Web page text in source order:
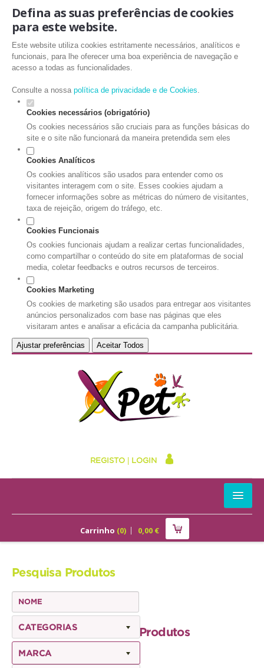
Defina as suas preferências de cookies
para este website.
Este website utiliza cookies estritamente necessários, analíticos e
funcionais, para lhe oferecer uma boa experiência de navegação e
acesso a todas as funcionalidades.
Consulte a nossa política de privacidade e de Cookies.
Cookies necessários (obrigatório)
Os cookies necessários são cruciais para as funções básicas do
site e o site não funcionará da maneira pretendida sem eles
Cookies Analíticos
Os cookies analíticos são usados para entender como os
visitantes interagem com o site. Esses cookies ajudam a
fornecer informações sobre as métricas do número de visitantes,
taxa de rejeição, origem do tráfego, etc.
Cookies Funcionais
Os cookies funcionais ajudam a realizar certas funcionalidades,
como compartilhar o conteúdo do site em plataformas de social
media, coletar feedbacks e outros recursos de terceiros.
Cookies Marketing
Os cookies de marketing são usados para entregar aos visitantes
anúncios personalizados com base nas páginas que eles
visitaram antes e analisar a eficácia da campanha publicitária.
Ajustar preferências Aceitar Todos
REGISTO LOGIN
ALIMENTAÇÃO
Júnior
Adulto
Sénior
Carrinho (0) 0,00€
Pesquisa Produtos
CATEGORIAS
MARCA
Produtos